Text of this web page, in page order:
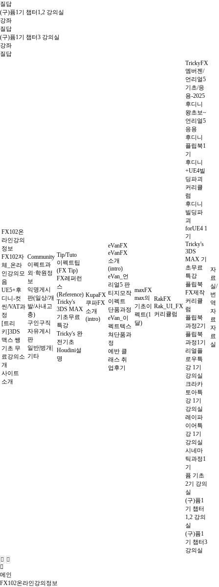
질답
(구)퓸1기 챕터1,2 강의실
강좌
질답
(구)퓸1기 챕터3 강의실
강좌
질답
FX102온
라인강의
정보
FX102자
체_온라
인강의모
음
UE5+후
디니-컷
씬/VAT과
정
[트리
키]3DS
맥스 쌩
기초 무
료강의소
개
사이트
소개
Community
이펙트과
외·학원정
보
익명게시
판(일상/개
발/사내고
충)
구인구직
자유게시
판
일반|벙개|
기타
Tip/Tuto
이펙트팁
(FX Tip)
FX레퍼런
스
(Reference)
Tricky's
3DS MAX
기초무료
특강
Tricky's 완
전기초
Houdini설
명
KupaFX
쿠파FX
소개
(intro)
eVanFX
eVanFX
소개
(intro)
eVan_언
리얼5 판
티지모작
이펙트
단품과정
eVan_이
펙트텍스
쳐단품과
정
에반 클
래스 취
업후기
maxFX
max의
기초이
펙트(1
달)
RakFX
Rak_UI_FX
커리큘럼
TrickyFX
엠버젠/
언리얼5
기초/응
용-2025
후디니
왕초보~
언리얼5
응용
후디니
플립북1
기
후디니
+UE4빌
딩파괴
커리큘
럼
후디니
빌딩파
괴
forUE4 1
기
Tricky's
3DS
MAX 기
초무료
특강
플립북
FX제작
커리큘
럼
플립북
과정2기
플립북
과정1기
리얼플
로우특
강 1기
강의실
크라카
토아특
강 1기
강의실
레이파
이어특
강 1기
강의실
시네마
틱과정1
기
퓸 기초
2기 강의
실
(구)퓸1
기 챕터
1,2 강의
실
(구)퓸1
기 챕터3
강의실
자
료
실/
번
역
자
료
자
료
실
메인
FX102온라인강의정보